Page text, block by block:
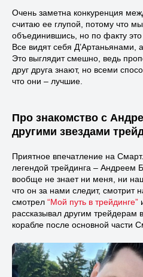
Очень заметна конкуренция
считаю ее глупой, потому что
объединившись, но по факту
Все видят себя Д’Артаньянами,
Это выглядит смешно, ведь
друг друга знают, но всеми
что они – лучшие.
Про знакомство с
другими звездами
Приятное впечатление на
легендой трейдинга – Андреем
вообще не знает ни меня, ни
что он за нами следит,
смотрел “Мой путь в трейдинге”
рассказывал другим трейдерам
корабле после основной части